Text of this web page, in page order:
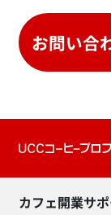
お問い合
カフェ開業サ